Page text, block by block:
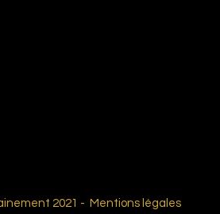
2021 - Mentions légales